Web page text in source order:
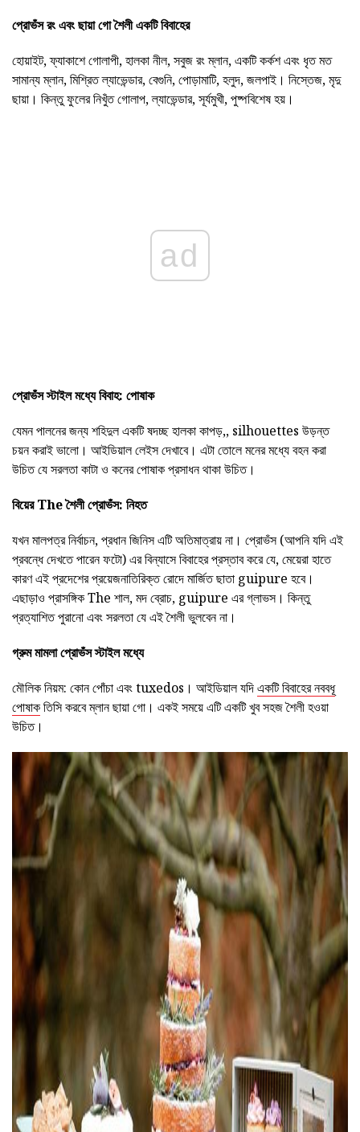
প্রোভঁস রং এবং ছায়া গো শৈলী একটি বিবাহের
হোয়াইট, ফ্যাকাশে গোলাপী, হালকা নীল, সবুজ রং ম্লান, একটি কর্কশ এবং ধৃত মত
সামান্য ম্লান, মিশ্রিত ল্যাভেন্ডার, বেগুনি, পোড়ামাটি, হলুদ, জলপাই। নিস্তেজ, মৃদু
ছায়া। কিন্তু ফুলের নিখুঁত গোলাপ, ল্যাভেন্ডার, সূর্যমুখী, পুষ্পবিশেষ হয়।
ad
প্রোভঁস স্টাইল মধ্যে বিবাহ: পোষাক
যেমন পালনের জন্য শহিদুল একটি ষদচ্ছ হালকা কাপড়,, silhouettes উড়ন্ত
চয়ন করাই ভালো। আইডিয়াল লেইস দেখাবে। এটা তোলে মনের মধ্যে বহন করা
উচিত যে সরলতা কাটা ও কনের পোষাক প্রসাধন থাকা উচিত।
বিয়ের The শৈলী প্রোভঁস: নিহত
যখন মালপত্র নির্বাচন, প্রধান জিনিস এটি অতিমাত্রায় না। প্রোভঁস (আপনি যদি এই
প্রবন্ধে দেখতে পারেন ফটো) এর বিন্যাসে বিবাহের প্রস্তাব করে যে, মেয়েরা হাতে
কারণ এই প্রদেশের প্রয়েজনাতিরিক্ত রোদে মার্জিত ছাতা guipure হবে।
এছাড়াও প্রাসঙ্গিক The শাল, মদ ব্রোচ, guipure এর গ্লাভস। কিন্তু
প্রত্যাশিত পুরানো এবং সরলতা যে এই শৈলী ভুলবেন না।
গ্রুম মামলাপ্রোভঁসস্টাইলমধ্যে
মৌলিক নিয়ম: কোন পোঁচা এবং tuxedos। আইডিয়াল যদিএকটি বিবাহের নববধূ
পোষাকতিসি করবে ম্লান ছায়া গো। একই সময়ে এটি একটি খুব সহজ শৈলী হওয়া
উচিত।